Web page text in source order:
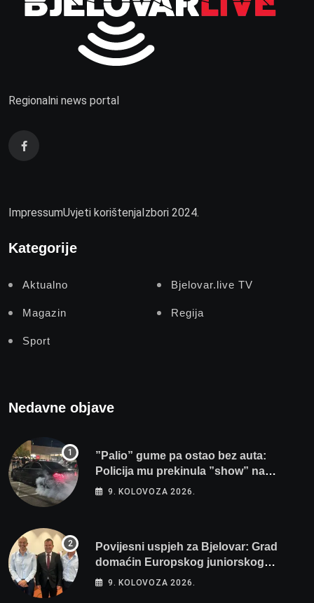
Regionalni news portal
ImpressumUvjeti korištenja Izbori 2024.
Kategorije
Aktualno Bjelovar.live TV
Magazin Regija
Sport
Nedavne objave
”Palio” gume pa ostao bez auta:
Policija mu prekinula ”show” na
parkingu u Bjelovaru
9. KOLOVOZA 2026.
Povijesni uspjeh za Bjelovar: Grad
domaćin Europskog juniorskog
prvenstva u plivanju 2027!
9. KOLOVOZA 2026.